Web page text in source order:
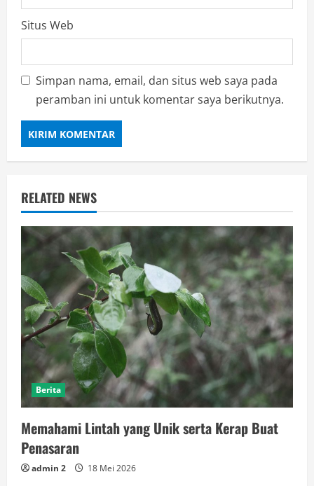
Situs Web
Simpan nama, email, dan situs web saya pada
peramban ini untuk komentar saya berikutnya.
RELATED NEWS
Berita
Memahami Lintah yang Unik serta Kerap Buat
Penasaran
admin 2 18 Mei 2026